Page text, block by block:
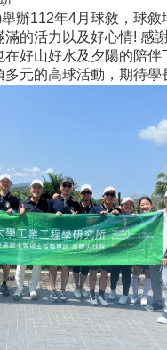
辦112年4月球敘，球敘
的活力以及好心情! 感
在好山好水及夕陽的陪伴
元的高球活動，期待學